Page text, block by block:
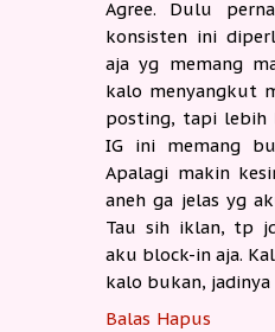
Agree. Dulu
konsisten ini
aja yg memang
kalo menyangkut
posting, tapi lebih
IG ini memang
Apalagi makin
aneh ga jelas yg
Tau sih iklan, tp
aku block-in aja.
kalo bukan,
Balas Hapus